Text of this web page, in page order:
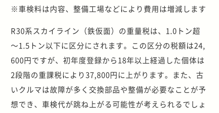
※車検料は内容、整備工場などにより費用は増減します
R30系スカイライン（鉄仮面）の重量税は、1.0トン超
～1.5トン以下に区分にされます。この区分の税額は24,
600円ですが、初年度登録から18年以上経過した個体は
2段階の重課税により37,800円に上がります。また、古
いクルマは故障が多く交換部品や整備が必要なことが予
想でき、車検代が跳ね上がる可能性が考えられるでしょ